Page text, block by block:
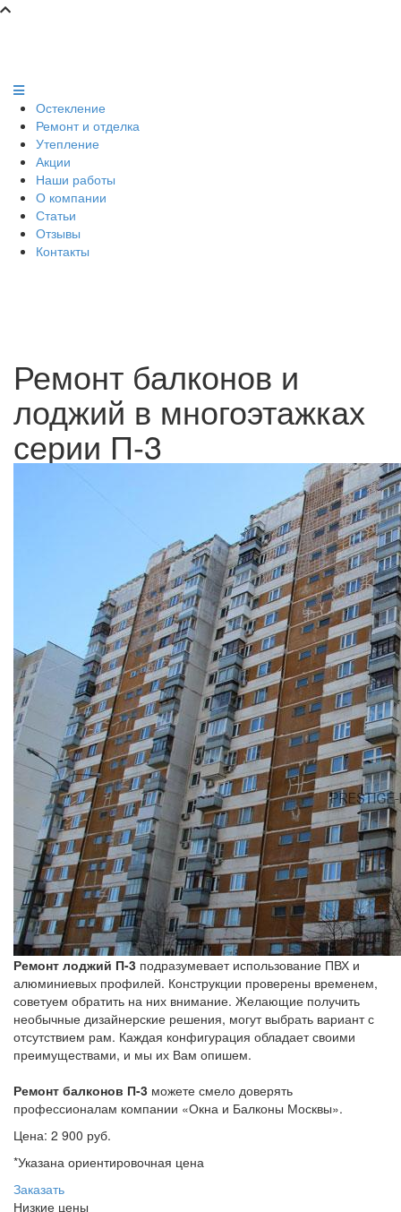
Остекление
Ремонт и отделка
Утепление
Акции
Наши работы
О компании
Статьи
Отзывы
Контакты
Ремонт балконов и
лоджий в многоэтажках
серии П-3
Ремонт лоджий П-3 подразумевает использование ПВХ и
алюминиевых профилей. Конструкции проверены временем,
советуем обратить на них внимание. Желающие получить
необычные дизайнерские решения, могут выбрать вариант с
отсутствием рам. Каждая конфигурация обладает своими
преимуществами, и мы их Вам опишем.
Ремонт балконов П-3 можете смело доверять
профессионалам компании «Окна и Балконы Москвы».
Цена: 2 900 руб.
*Указана ориентировочная цена
Заказать
Низкие цены